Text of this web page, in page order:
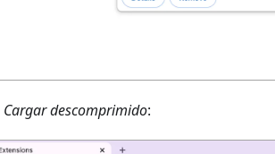
Cargar descomprimido: